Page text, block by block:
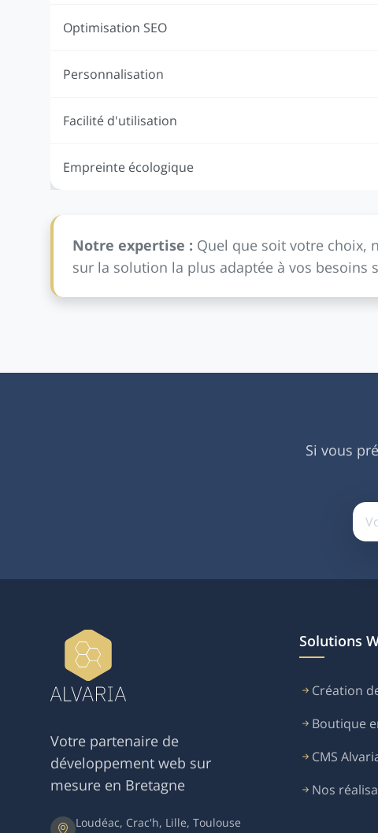
Optimisation SEO
Personnalisation
Facilité d'utilisation
Empreinte écologique
Notre expertise : Quel que soit votre choix,
sur la solution la plus adaptée à vos besoins
Si vous
Votre partenaire de
développement web sur
mesure en Bretagne
Loudéac, Crac'h, Lille, Toulouse
Solutions
Création
Boutique
CMS
Nos